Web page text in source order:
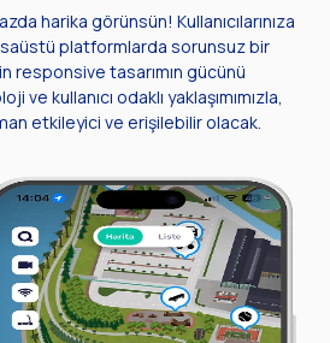
harika görünsün! Kullanıcılarınıza
platformlarda sorunsuz bir
responsive tasarımın gücünü
ve kullanıcı odaklı yaklaşımımızla,
etkileyici ve erişilebilir olacak.